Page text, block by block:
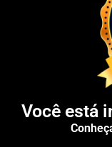
Você está